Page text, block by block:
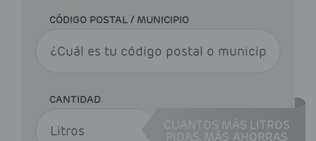
CÓDIGO POSTAL / MUNICIPIO
CANTIDAD
CUANTOS MÁS LITROS
MÁS AHORRAS